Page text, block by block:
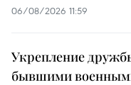
06/08/2026 11:59
Укрепление
бывшими